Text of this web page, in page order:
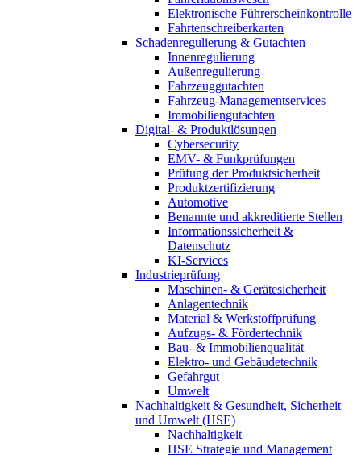
Elektronische Führerscheinkontrolle
Fahrtenschreiberkarten
Schadenregulierung & Gutachten
Innenregulierung
Außenregulierung
Fahrzeuggutachten
Fahrzeug-Managementservices
Immobiliengutachten
Digital- & Produktlösungen
Cybersecurity
EMV- & Funkprüfungen
Prüfung der Produktsicherheit
Produktzertifizierung
Automotive
Benannte und akkreditierte Stellen
Informationssicherheit &
Datenschutz
KI-Services
Industrieprüfung
Maschinen- & Gerätesicherheit
Anlagentechnik
Material & Werkstoffprüfung
Aufzugs- & Fördertechnik
Bau- & Immobilienqualität
Elektro- und Gebäudetechnik
Gefahrgut
Umwelt
Nachhaltigkeit & Gesundheit, Sicherheit
und Umwelt (HSE)
Nachhaltigkeit
HSE Strategie und Management